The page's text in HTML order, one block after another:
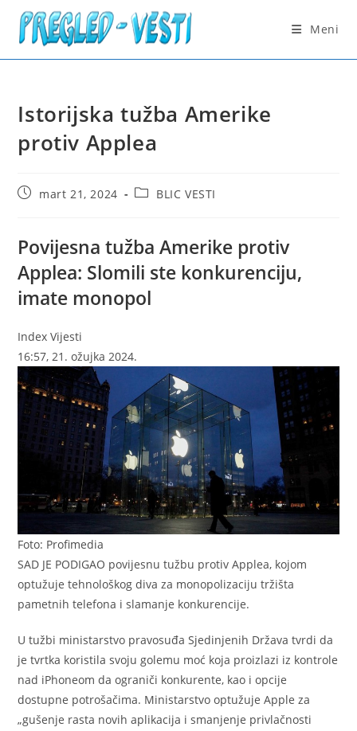
content
Meni
Istorijska tužba Amerike
protiv Applea
Postmart 21, 2024
PostBLIC VESTI
Povijesna tužba Amerike protiv
Applea: Slomili ste konkurenciju,
imate monopol
Index Vijesti
16:57, 21. ožujka 2024.
Foto: Profimedia
SAD JE PODIGAO povijesnu tužbu protiv Applea, kojom
optužuje tehnološkog diva za monopolizaciju tržišta
pametnih telefona i slamanje konkurencije.
U tužbi ministarstvo pravosuđa Sjedinjenih Država tvrdi da
je tvrtka koristila svoju golemu moć koja proizlazi iz kontrole
nad iPhoneom da ograniči konkurente, kao i opcije
dostupne potrošačima. Ministarstvo optužuje Apple za
„gušenje rasta novih aplikacija i smanjenje privlačnosti